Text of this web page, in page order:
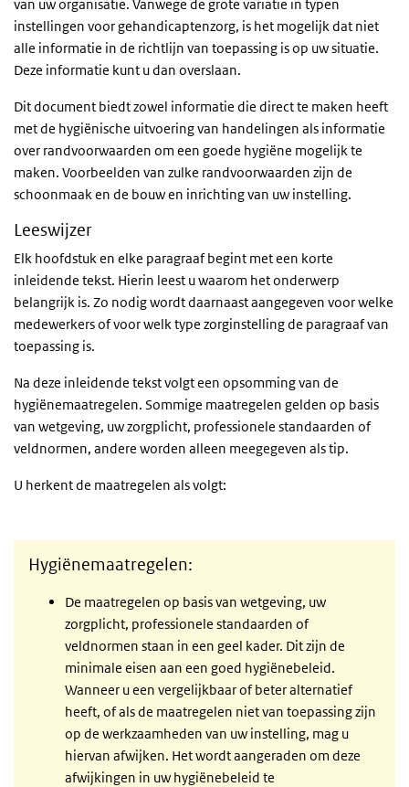
van uw organisatie. Vanwege de grote variatie in typen
instellingen voor gehandicaptenzorg, is het mogelijk dat niet
alle informatie in de richtlijn van toepassing is op uw situatie.
Deze informatie kunt u dan overslaan.
Dit document biedt zowel informatie die direct te maken heeft
met de hygiënische uitvoering van handelingen als informatie
over randvoorwaarden om een goede hygiëne mogelijk te
maken. Voorbeelden van zulke randvoorwaarden zijn de
schoonmaak en de bouw en inrichting van uw instelling.
Leeswijzer
Elk hoofdstuk en elke paragraaf begint met een korte
inleidende tekst. Hierin leest u waarom het onderwerp
belangrijk is. Zo nodig wordt daarnaast aangegeven voor welke
medewerkers of voor welk type zorginstelling de paragraaf van
toepassing is.
Na deze inleidende tekst volgt een opsomming van de
hygiënemaatregelen. Sommige maatregelen gelden op basis
van wetgeving, uw zorgplicht, professionele standaarden of
veldnormen, andere worden alleen meegegeven als tip.
U herkent de maatregelen als volgt:
Hygiënemaatregelen:
De maatregelen op basis van wetgeving, uw
zorgplicht, professionele standaarden of
veldnormen staan in een geel kader. Dit zijn de
minimale eisen aan een goed hygiënebeleid.
Wanneer u een vergelijkbaar of beter alternatief
heeft, of als de maatregelen niet van toepassing zijn
op de werkzaamheden van uw instelling, mag u
hiervan afwijken. Het wordt aangeraden om deze
afwijkingen in uw hygiënebeleid te